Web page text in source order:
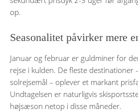
op.
Seasonalitet påvirker mere
Januar og februar er guldminer for
rejse i kulden. De fleste destinationer
solrejsemål – oplever et markant
Undtagelsen er naturligvis
højsæson netop i disse måneder.